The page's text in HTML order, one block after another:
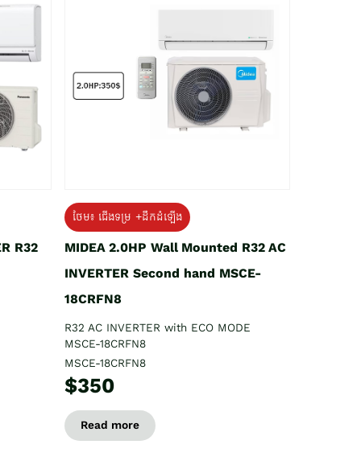
R32
ថែម៖ ជើងទម្រ +ដឹកដំឡើង
MIDEA 2.0HP Wall Mounted R32 AC
INVERTER Second hand MSCE-
18CRFN8
R32 AC INVERTER with ECO MODE
MSCE-18CRFN8
MSCE-18CRFN8
$350
Read more